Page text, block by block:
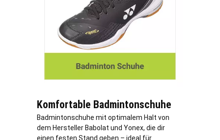
Komfortable Badmintonschuhe
Badmintonschuhe mit optimalem Halt von
dem Hersteller Babolat und Yonex, die dir
einen festen Stand geben – ideal für